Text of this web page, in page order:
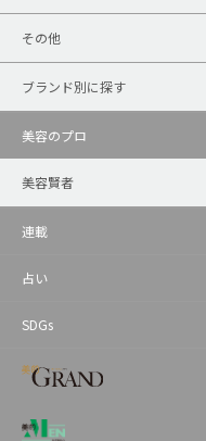
その他
ブランド別に探す
美容のプロ
美容賢者
連載
占い
SDGs